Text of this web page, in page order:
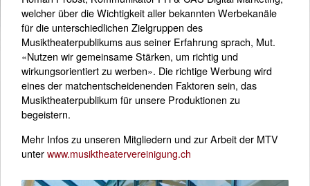
welcher über die Wichtigkeit aller bekannten Werbekanäle
für die unterschiedlichen Zielgruppen des
Musiktheaterpublikums aus seiner Erfahrung sprach, Mut.
«Nutzen wir gemeinsame Stärken, um richtig und
wirkungsorientiert zu werben». Die richtige Werbung wird
eines der matchentscheidenenden Faktoren sein, das
Musiktheaterpublikum für unsere Produktionen zu
begeistern.
Mehr Infos zu unseren Mitgliedern und zur Arbeit der MTV
unterwww.musiktheatervereinigung.ch